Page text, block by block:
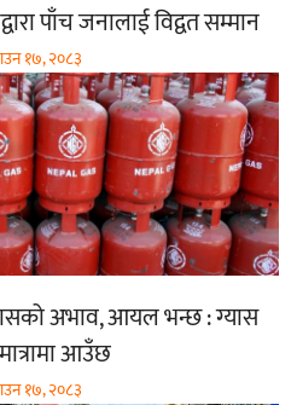
पाँच जनालाई विद्वत सम्मान
१७, २०८३
अभाव, आयल भन्छ : ग्यास
आउँछ
१७, २०८३